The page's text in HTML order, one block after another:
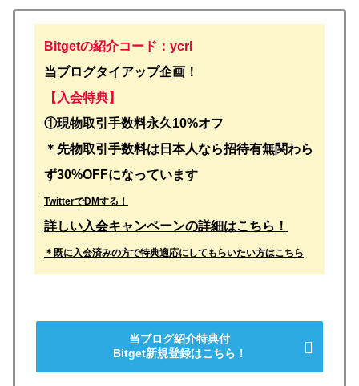
Bitgetの紹介コード：ycrl
当ブログタイアップ企画！
【入会特典】
①現物取引手数料永久10%オフ
＊先物取引手数料は日本人なら招待有無関わら
ず30%OFFになっています
TwitterでDMする！
詳しい入会キャンペーンの詳細はこちら！
＊既に入会済みの方で特典適応にしてもらいたい方はこちら
当ブログ紹介特典付
Bitget新規登録はこちら！